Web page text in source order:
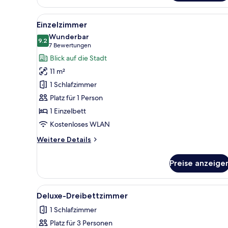
Queen
Alle
Fotos
für
Einzelzimmer
anzeigen
Ein Hotelzimmer mit Bett,
5
Einzelzimmer
9.29.2 von 10
Wunderbar
7 Bewertungen
(7
Bewertungen)
Blick auf die Stadt
11 m²
1 Schlafzimmer
Platz für 1 Person
1 Einzelbett
Kostenloses WLAN
Weitere Details
Weitere
Preise
Alle
Fotos
für
Deluxe-
Ein Hotelzimmer mit einem
9
Deluxe-Dreibettzimmer
1 Schlafzimmer
Platz für 3 Personen